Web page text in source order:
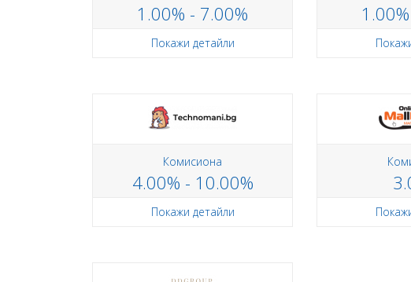
1.00% - 7.00%
Покажи детайли
Комисиона
4.00% - 10.00%
Покажи детайли